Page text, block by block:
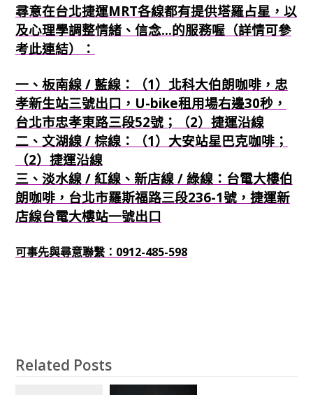
尋意在台北捷運MRT各線都有提供塔羅占星，以
及心理學調整情緒、信念...的服務喔（詳情可參
考此連結）：
一、板南線 / 藍線：（1）北科大伯朗咖啡，忠
孝新生站三號出口，U-bike租用場右邊30秒，
台北市忠孝東路三段52號；（2）捷運沿線
二、文湖線 / 棕線：（1）大安站星巴克咖啡；
（2）捷運沿線
三、淡水線 / 紅線、新店線 / 綠線：台電大樓伯
朗咖啡，台北市羅斯福路三段236-1號，捷運新
店線台電大樓站一號出口
可事先與尋意聯繫：0912-485-598
Related Posts